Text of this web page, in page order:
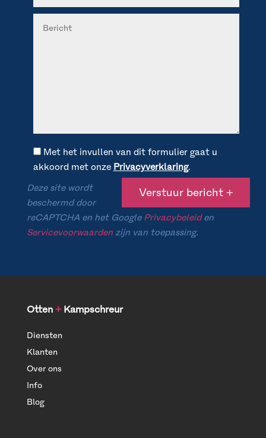
Met het invullen van dit formulier gaat u
akkoord met onze Privacyverklaring.
Deze site wordt
beschermd door
reCAPTCHA en het Google Privacybeleiden
Servicevoorwaardenzijn van toepassing.
Otten +Kampschreur
Diensten
Klanten
Over ons
Info
Blog